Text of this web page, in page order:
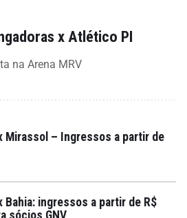
x Atlético PI
na Arena MRV
Mirassol – Ingressos a partir de
ingressos a partir de R$